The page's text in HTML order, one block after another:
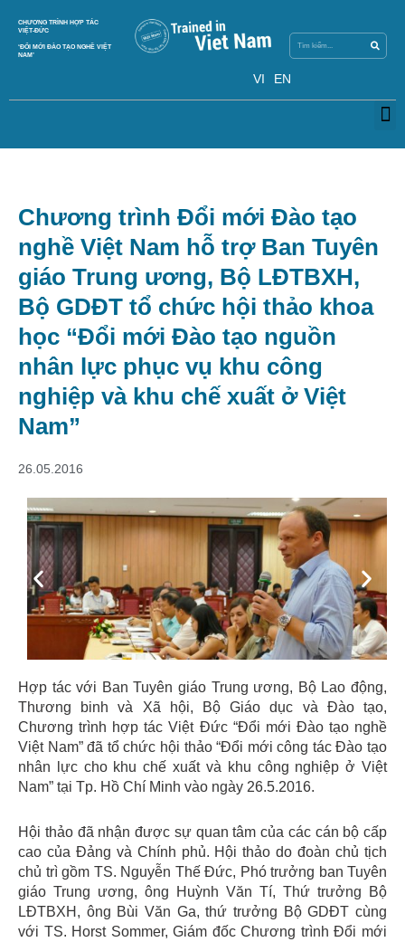
CHƯƠNG TRÌNH HỢP TÁC
VIỆT-ĐỨC
‘ĐỔI MỚI ĐÀO TẠO NGHỀ VIỆT
NAM’
VI EN
Chương trình Đổi mới Đào tạo
nghề Việt Nam hỗ trợ Ban Tuyên
giáo Trung ương, Bộ LĐTBXH,
Bộ GDĐT tổ chức hội thảo khoa
học “Đổi mới Đào tạo nguồn
nhân lực phục vụ khu công
nghiệp và khu chế xuất ở Việt
Nam”
26.05.2016
Previous Next
Hợp tác với Ban Tuyên giáo Trung ương, Bộ Lao động,
Thương binh và Xã hội, Bộ Giáo dục và Đào tạo,
Chương trình hợp tác Việt Đức “Đổi mới Đào tạo nghề
Việt Nam” đã tổ chức hội thảo “Đổi mới công tác Đào tạo
nhân lực cho khu chế xuất và khu công nghiệp ở Việt
Nam” tại Tp. Hồ Chí Minh vào ngày 26.5.2016.
Hội thảo đã nhận được sự quan tâm của các cán bộ cấp
cao của Đảng và Chính phủ. Hội thảo do đoàn chủ tịch
chủ trì gồm TS. Nguyễn Thế Đức, Phó trưởng ban Tuyên
giáo Trung ương, ông Huỳnh Văn Tí, Thứ trưởng Bộ
LĐTBXH, ông Bùi Văn Ga, thứ trưởng Bộ GDĐT cùng
với TS. Horst Sommer, Giám đốc Chương trình Đổi mới